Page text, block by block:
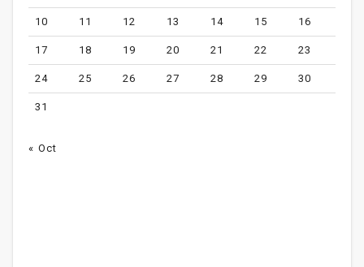
10 11 12 13 14 15 16
17 18 19 20 21 22 23
24 25 26 27 28 29 30
31
« Oct